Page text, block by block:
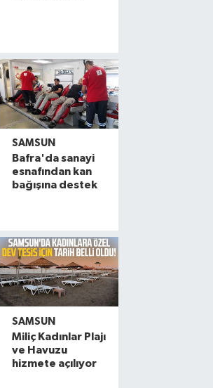
SAMSUN
Bafra'da sanayi
esnafından kan
bağışına destek
SAMSUN
Miliç Kadınlar Plajı
ve Havuzu
hizmete açılıyor